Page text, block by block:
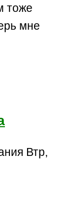
тоже
мне
Втр,